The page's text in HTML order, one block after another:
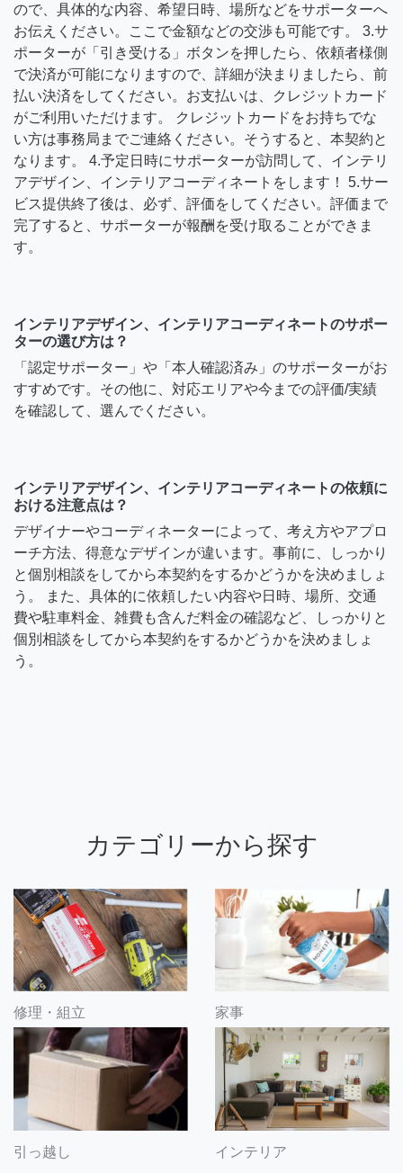
ので、具体的な内容、希望日時、場所などをサポーターへ
お伝えください。ここで金額などの交渉も可能です。 3.サ
ポーターが「引き受ける」ボタンを押したら、依頼者様側
で決済が可能になりますので、詳細が決まりましたら、前
払い決済をしてください。お支払いは、クレジットカード
がご利用いただけます。 クレジットカードをお持ちでな
い方は事務局までご連絡ください。そうすると、本契約と
なります。 4.予定日時にサポーターが訪問して、インテリ
アデザイン、インテリアコーディネートをします！ 5.サー
ビス提供終了後は、必ず、評価をしてください。評価まで
完了すると、サポーターが報酬を受け取ることができま
す。
インテリアデザイン、インテリアコーディネートのサポー
ターの選び方は？
「認定サポーター」や「本人確認済み」のサポーターがお
すすめです。その他に、対応エリアや今までの評価/実績
を確認して、選んでください。
インテリアデザイン、インテリアコーディネートの依頼に
おける注意点は？
デザイナーやコーディネーターによって、考え方やアプロ
ーチ方法、得意なデザインが違います。事前に、しっかり
と個別相談をしてから本契約をするかどうかを決めましょ
う。 また、具体的に依頼したい内容や日時、場所、交通
費や駐車料金、雑費も含んだ料金の確認など、しっかりと
個別相談をしてから本契約をするかどうかを決めましょ
う。
カテゴリーから探す
修理・組立 家事
引っ越し インテリア